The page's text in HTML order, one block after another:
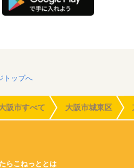
トップへ
阪市すべて 大阪市城東区
らこねっととは